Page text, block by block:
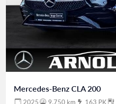
Mercedes-Benz CLA 200
2025 9.750 km 163 PK